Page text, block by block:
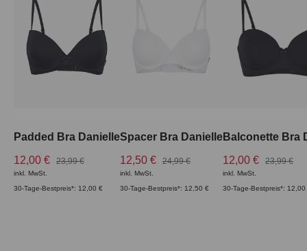
Padded Bra Danielle
12,00 €
23,99 €
inkl. MwSt.
30-Tage-Bestpreis*: 12,00 €
Spacer Bra Danielle
12,50 €
24,99 €
inkl. MwSt.
30-Tage-Bestpreis*: 12,50 €
Balconette Bra
12,00 €
23,99 €
inkl. MwSt.
30-Tage-Bestpreis*: 12,00